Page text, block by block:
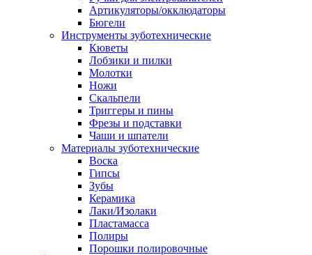
Артикуляторы/окклюдаторы
Бюгели
Инструменты зуботехнические
Кюветы
Лобзики и пилки
Молотки
Ножи
Скальпели
Триггеры и пины
Фрезы и подставки
Чаши и шпатели
Материалы зуботехнические
Воска
Гипсы
Зубы
Керамика
Лаки/Изолаки
Пластамасса
Полиры
Порошки полировочные